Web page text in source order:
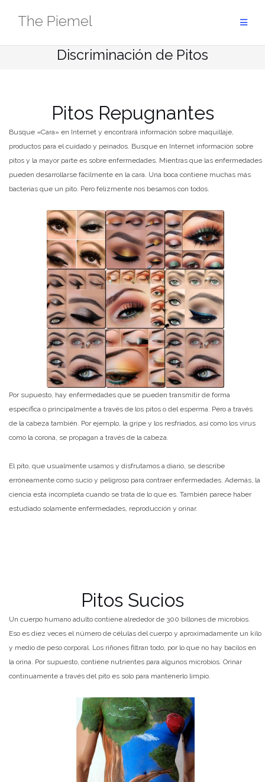
The Piemel
Discriminación de Pitos
Pitos Repugnantes
Busque «Cara» en Internet y encontrará información sobre maquillaje,
productos para el cuidado y peinados. Busque en Internet información sobre
pitos y la mayor parte es sobre enfermedades. Mientras que las enfermedades
pueden desarrollarse fácilmente en la cara. Una boca contiene muchas más
bacterias que un pito. Pero felizmente nos besamos con todos.
Por supuesto, hay enfermedades que se pueden transmitir de forma
específica o principalmente a través de los pitos o del esperma. Pero a través
de la cabeza también. Por ejemplo, la gripe y los resfriados, así como los virus
como la corona, se propagan a través de la cabeza.
El pito, que usualmente usamos y disfrutamos a diario, se describe
erróneamente como sucio y peligroso para contraer enfermedades. Además, la
ciencia está incompleta cuando se trata de lo que es. También parece haber
estudiado solamente enfermedades, reproducción y orinar.
Pitos Sucios
Un cuerpo humano adulto contiene alrededor de 300 billones de microbios.
Eso es diez veces el número de células del cuerpo y aproximadamente un kilo
y medio de peso corporal. Los riñones filtran todo, por lo que no hay bacilos en
la orina. Por supuesto, contiene nutrientes para algunos microbios. Orinar
continuamente a través del pito es solo para mantenerlo limpio.